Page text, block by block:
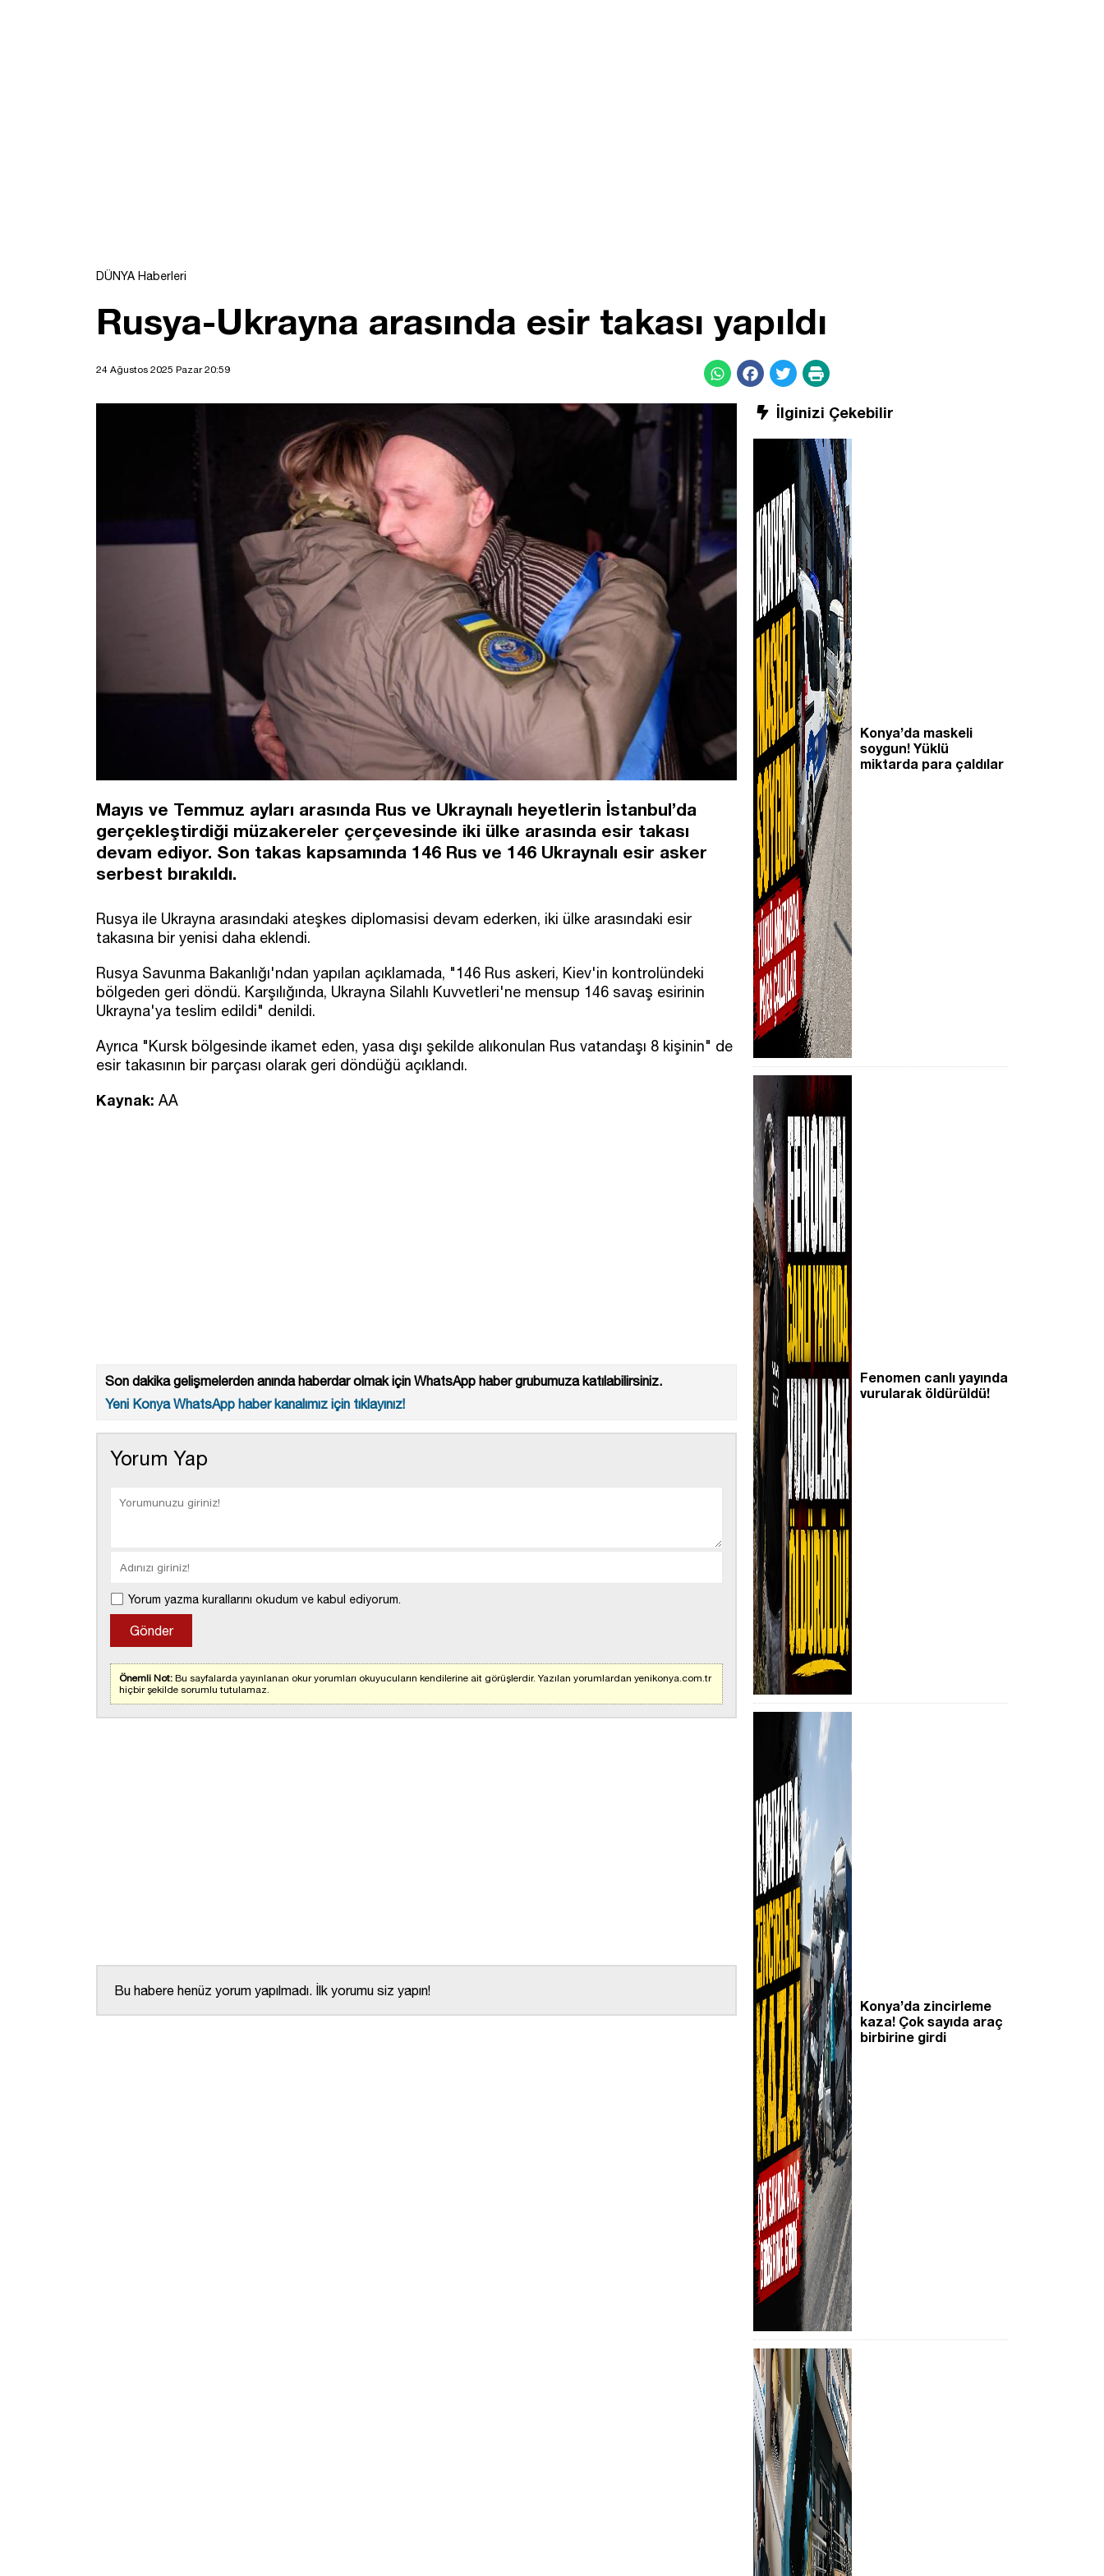
DÜNYA Haberleri
Rusya-Ukrayna arasında esir takası yapıldı
24 Ağustos 2025 Pazar 20:59
Mayıs ve Temmuz ayları arasında Rus ve Ukraynalı heyetlerin İstanbul’da
gerçekleştirdiği müzakereler çerçevesinde iki ülke arasında esir takası
devam ediyor. Son takas kapsamında 146 Rus ve 146 Ukraynalı esir asker
serbest bırakıldı.
Rusya ile Ukrayna arasındaki ateşkes diplomasisi devam ederken, iki ülke arasındaki esir
takasına bir yenisi daha eklendi.
Rusya Savunma Bakanlığı'ndan yapılan açıklamada, "146 Rus askeri, Kiev'in kontrolündeki
bölgeden geri döndü. Karşılığında, Ukrayna Silahlı Kuvvetleri'ne mensup 146 savaş esirinin
Ukrayna'ya teslim edildi" denildi.
Ayrıca "Kursk bölgesinde ikamet eden, yasa dışı şekilde alıkonulan Rus vatandaşı 8 kişinin" de
esir takasının bir parçası olarak geri döndüğü açıklandı.
Kaynak: AA
Son dakika gelişmelerden anında haberdar olmak için WhatsApp haber grubumuza katılabilirsiniz.
Yeni Konya WhatsApp haber kanalımız için tıklayınız!
Yorum Yap
Yorum yazma kurallarını okudum ve kabul ediyorum.
Önemli Not: Bu sayfalarda yayınlanan okur yorumları okuyucuların kendilerine ait görüşlerdir. Yazılan yorumlardan yenikonya.com.tr
hiçbir şekilde sorumlu tutulamaz.
Bu habere henüz yorum yapılmadı. İlk yorumu siz yapın!
İlginizi Çekebilir
Konya’da maskeli
soygun! Yüklü
miktarda para çaldılar
Fenomen canlı yayında
vurularak öldürüldü!
Konya’da zincirleme
kaza! Çok sayıda araç
birbirine girdi